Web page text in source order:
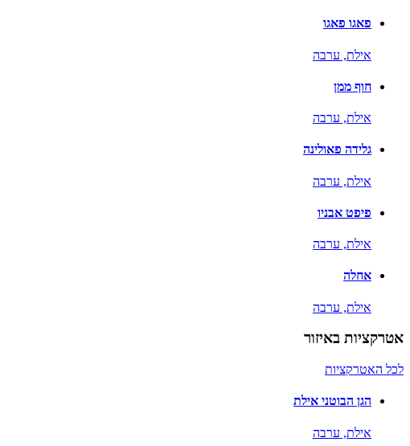
פאגו פאגו
אילת, ערבה
חוף ממן
אילת, ערבה
גלידה פאולינה
אילת, ערבה
פיפט אבניו
אילת, ערבה
אחלה
אילת, ערבה
אטרקציות באיזור
לכל האטרקציות
הגן הבוטני אילת
אילת, ערבה